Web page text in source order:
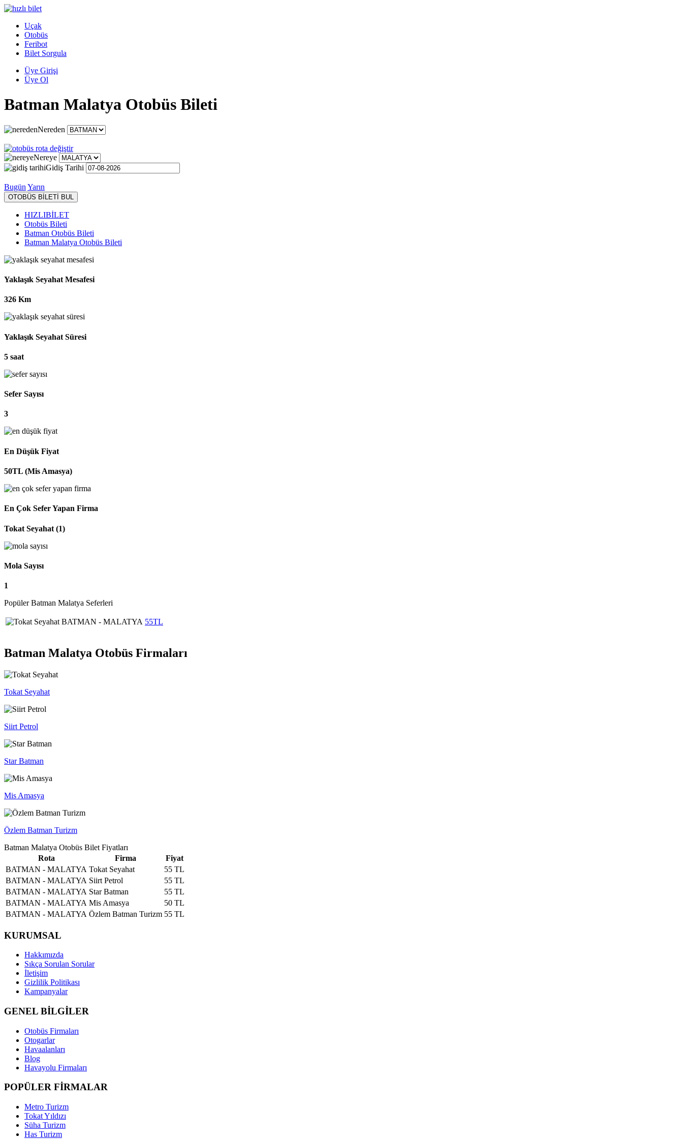
Uçak
Otobüs
Feribot
Bilet Sorgula
Üye Girişi
Üye Ol
Batman Malatya Otobüs Bileti
Nereden
Nereye
Gidiş Tarihi
Bugün Yarın
OTOBÜS BİLETİ BUL
HIZLIBİLET
Otobüs Bileti
Batman Otobüs Bileti
Batman Malatya Otobüs Bileti
Yaklaşık Seyahat Mesafesi
326 Km
Yaklaşık Seyahat Süresi
5 saat
Sefer Sayısı
3
En Düşük Fiyat
50TL (Mis Amasya)
En Çok Sefer Yapan Firma
Tokat Seyahat (1)
Mola Sayısı
1
Popüler Batman Malatya Seferleri
BATMAN - MALATYA 55TL
Batman Malatya Otobüs Firmaları
Tokat Seyahat
Siirt Petrol
Star Batman
Mis Amasya
Özlem Batman Turizm
Batman Malatya Otobüs Bilet Fiyatları
Rota
Firma
Fiyat
BATMAN - MALATYA Tokat Seyahat
55 TL
BATMAN - MALATYA Siirt Petrol
55 TL
BATMAN - MALATYA Star Batman
55 TL
BATMAN - MALATYA Mis Amasya
50 TL
BATMAN - MALATYA Özlem Batman Turizm 55 TL
KURUMSAL
Hakkımızda
Sıkça Sorulan Sorular
İletişim
Gizlilik Politikası
Kampanyalar
GENEL BİLGİLER
Otobüs Firmaları
Otogarlar
Havaalanları
Blog
Havayolu Firmaları
POPÜLER FİRMALAR
Metro Turizm
Tokat Yıldızı
Süha Turizm
Has Turizm